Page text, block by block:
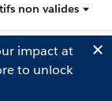
non valides
impact at
to unlock